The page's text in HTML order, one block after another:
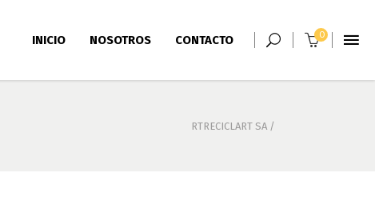
INICIO NOSOTROS CONTACTO 0
RTRECICLART SA /